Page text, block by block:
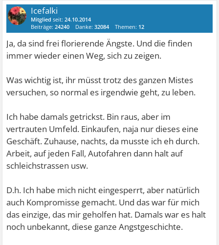
Icefalki
Mitglied seit:24.10.2014
Beiträge:24240 Danke:32084 Themen: 12
Ja, da sind frei florierende Ängste. Und die finden
immer wieder einen Weg, sich zu zeigen.
Was wichtig ist, ihr müsst trotz des ganzen Mistes
versuchen, so normal es irgendwie geht, zu leben.
Ich habe damals getrickst. Bin raus, aber im
vertrauten Umfeld. Einkaufen, naja nur dieses eine
Geschäft. Zuhause, nachts, da musste ich eh durch.
Arbeit, auf jeden Fall, Autofahren dann halt auf
schleichstrassen usw.
D.h. Ich habe mich nicht eingesperrt, aber natürlich
auch Kompromisse gemacht. Und das war für mich
das einzige, das mir geholfen hat. Damals war es halt
noch unbekannt, diese ganze Angstgeschichte.